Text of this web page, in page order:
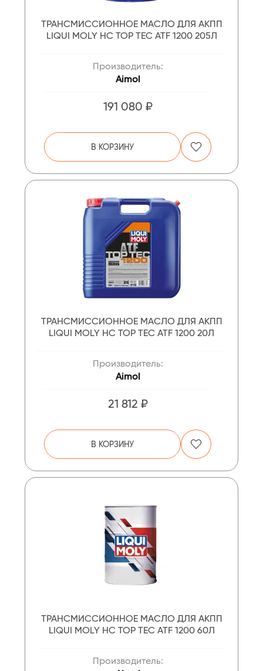
ТРАНСМИССИОННОЕ МАСЛО ДЛЯ АКПП
LIQUI MOLY НС TOP TEC ATF 1200 205Л
Производитель:
Aimol
191 080 ₽
В КОРЗИНУ
ТРАНСМИССИОННОЕ МАСЛО ДЛЯ АКПП
LIQUI MOLY НС TOP TEC ATF 1200 20Л
Производитель:
Aimol
21 812 ₽
В КОРЗИНУ
ТРАНСМИССИОННОЕ МАСЛО ДЛЯ АКПП
LIQUI MOLY НС TOP TEC ATF 1200 60Л
Производитель: